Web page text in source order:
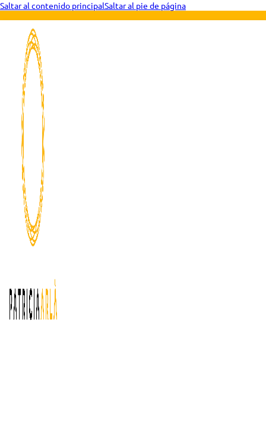
Saltar al contenido principalSaltar al pie de página